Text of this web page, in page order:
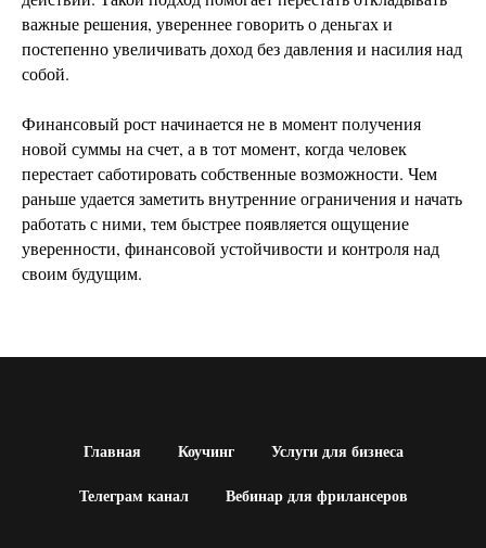
важные решения, увереннее говорить о деньгах и
постепенно увеличивать доход без давления и насилия над
собой.
Финансовый рост начинается не в момент получения
новой суммы на счет, а в тот момент, когда человек
перестает саботировать собственные возможности. Чем
раньше удается заметить внутренние ограничения и начать
работать с ними, тем быстрее появляется ощущение
уверенности, финансовой устойчивости и контроля над
своим будущим.
Главная Коучинг
Услуги для бизнеса
Телеграм канал
Вебинар для фрилансеров